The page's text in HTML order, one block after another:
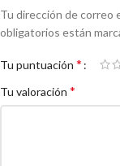
Tu dirección de correo
obligatorios están
Tu puntuación *
Tu valoración *